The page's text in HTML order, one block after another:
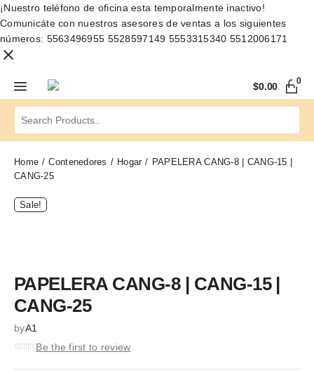
¡Nuestro teléfono de oficina esta temporalmente inactivo!
Comunicáte con nuestros asesores de ventas a los siguientes
números: 5563496955 5528597149 5553315340 5512006171
$0.00
0
Home Contenedores Hogar
PAPELERA CANG-8 | CANG-15 |
CANG-25
Sale!
PAPELERA CANG-8 | CANG-15 |
CANG-25
byA1
Be the first to review